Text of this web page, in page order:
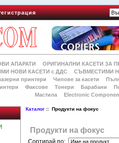
АПАРАТИ ОРИГИНАЛНИ КАСЕТИ ЗА
НОВИ КАСЕТИ с ДДС
СЪВМЕСТИМИ
принтери
Чипове за касети
Факсове Тонери Барабани
Мастила
Electronic
Каталог :: Продукти на фокус
Продукти на фокус
Сортирай по: